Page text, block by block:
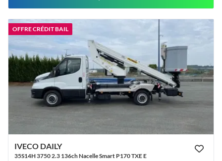
OFFRE CRÉDIT BAIL
IVECO DAILY
35S14H 3750 2.3 136ch Nacelle Smart P170 TXE E